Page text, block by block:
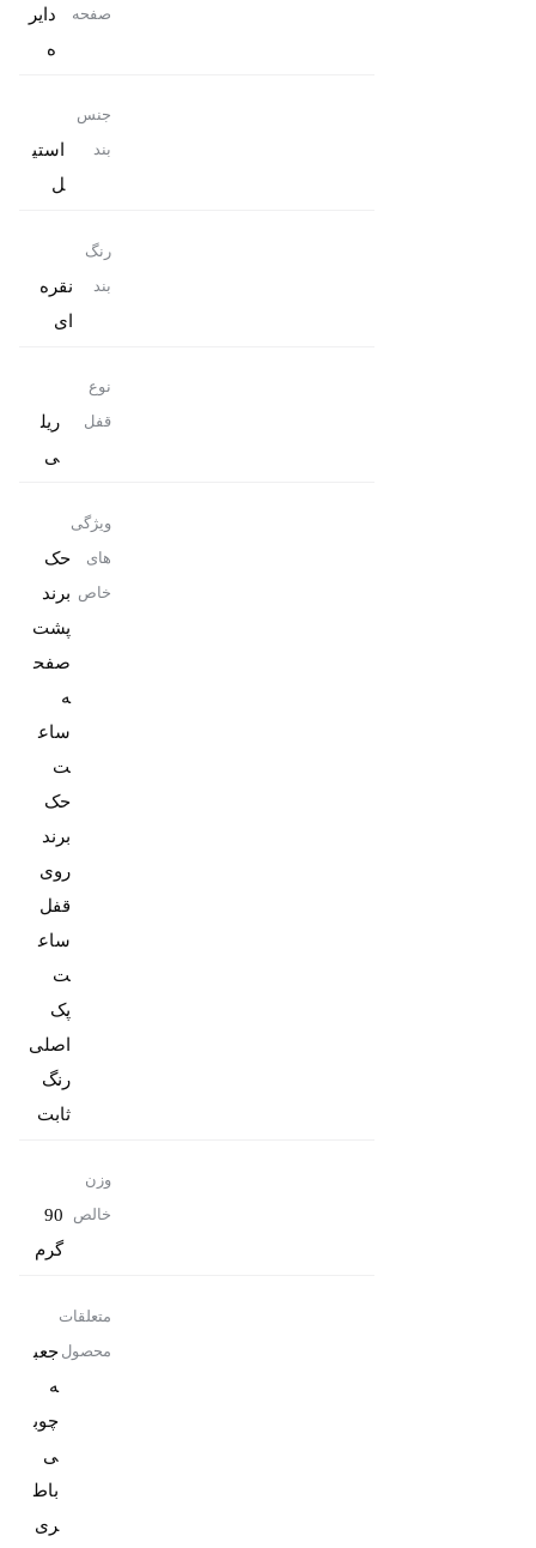
صفحه
دایر
ه
جنس
بند
استی
ل
رنگ
بند
نقره
ای
نوع
قفل
ریل
ی
ویژگی
های
خاص
حک
برند
پشت
صفح
ه
ساع
حک
برند
روی
قفل
ساع
پک
رنگ
ثابت
وزن
خالص
90
گرم
متعلقات
محصول جعب
ه
چوب
باط
ری